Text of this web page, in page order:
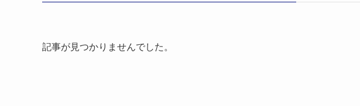
記事が見つかりませんでした。